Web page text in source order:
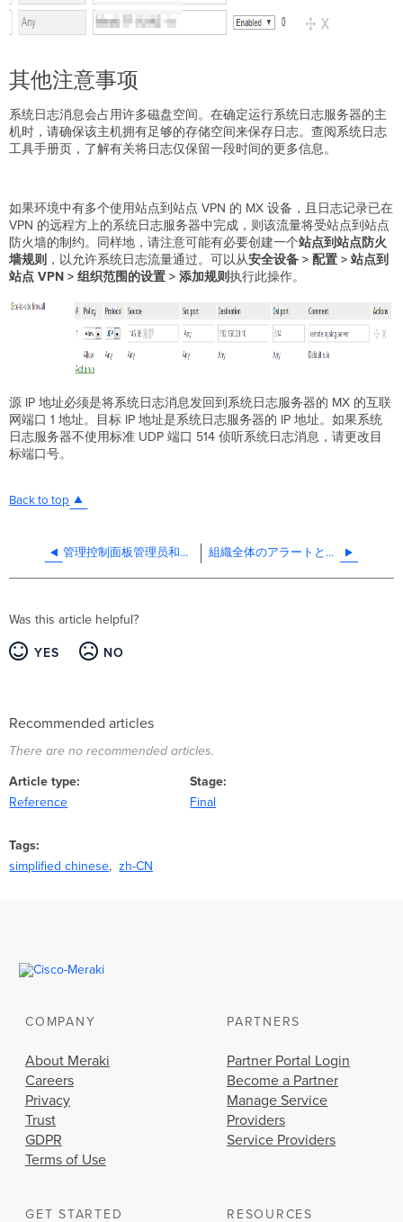
其他注意事项
系统日志消息会占用许多磁盘空间。在确定运行系统日志服务器的主
机时，请确保该主机拥有足够的存储空间来保存日志。查阅系统日志
工具手册页，了解有关将日志仅保留一段时间的更多信息。
如果环境中有多个使用站点到站点 VPN 的 MX 设备，且日志记录已在
VPN 的远程方上的系统日志服务器中完成，则该流量将受站点到站点
防火墙的制约。同样地，请注意可能有必要创建一个站点到站点防火
墙规则 ，以允许系统日志流量通过。可以从安全设备 >配置 > 站点到
站点 VPN > 组织范围的设置 > 添加规则执行此操作。
源 IP 地址必须是将系统日志消息发回到系统日志服务器的 MX 的互联
网端口 1 地址。目标 IP 地址是系统日志服务器的 IP 地址。如果系统
日志服务器不使用标准 UDP 端口 514 侦听系统日志消息，请更改目
标端口号。
Back to top
管理控制面板管理员和权限 組織全体のアラートと通知設定
Was this article helpful?
YES NO
Recommended articles
There are no recommended articles.
Article type
Reference
Stage
Final
Tags
simplified chinese
zh-CN
COMPANY
About Meraki
Careers
Privacy
Trust
GDPR
Terms of Use
PARTNERS
Partner Portal Login
Become a Partner
Manage Service
Providers
Service Providers
GET STARTED RESOURCES